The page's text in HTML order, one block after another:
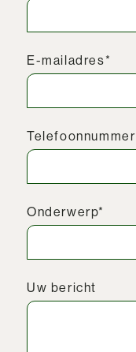
E-mailadres*
Telefoonnummer
Onderwerp*
Uw bericht